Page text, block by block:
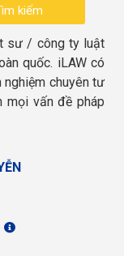
sư / công ty luật
quốc. iLAW có
chuyên tư
mọi vấn đề pháp